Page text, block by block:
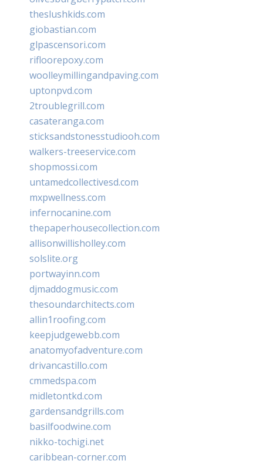
theslushkids.com
giobastian.com
glpascensori.com
rifloorepoxy.com
woolleymillingandpaving.com
uptonpvd.com
2troublegrill.com
casateranga.com
sticksandstonesstudiooh.com
walkers-treeservice.com
shopmossi.com
untamedcollectivesd.com
mxpwellness.com
infernocanine.com
thepaperhousecollection.com
allisonwillisholley.com
solslite.org
portwayinn.com
djmaddogmusic.com
thesoundarchitects.com
allin1roofing.com
keepjudgewebb.com
anatomyofadventure.com
drivancastillo.com
cmmedspa.com
midletontkd.com
gardensandgrills.com
basilfoodwine.com
nikko-tochigi.net
caribbean-corner.com